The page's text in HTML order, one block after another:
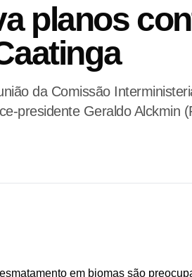
planos
da Comissão
presidente Geraldo Alckmin